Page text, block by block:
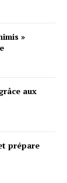
»
aux
prépare